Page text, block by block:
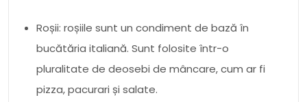
Roșii: roșiile sunt un condiment de bază în
bucătăria italiană. Sunt folosite într-o
pluralitate de deosebi de mâncare, cum ar fi
pizza, pacurari și salate.